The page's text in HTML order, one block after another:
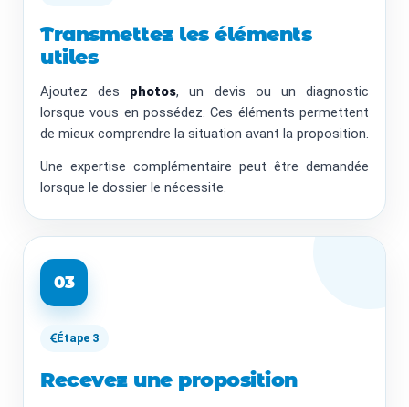
Transmettez les éléments
utiles
Ajoutez des photos, un devis ou un diagnostic
lorsque vous en possédez. Ces éléments permettent
de mieux comprendre la situation avant la proposition.
Une expertise complémentaire peut être demandée
lorsque le dossier le nécessite.
03
Étape 3
Recevez une proposition